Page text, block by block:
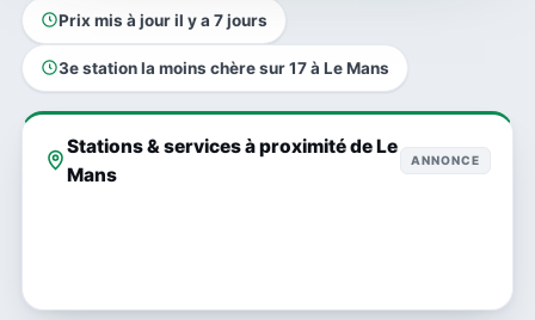
Prix mis à jour il y a 7 jours
3e station la moins chère sur 17 à Le Mans
Stations & services à proximité de Le
Mans
ANNONCE